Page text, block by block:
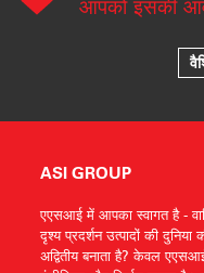
आपको इसकी
ASI GROUP
एएसआई में आपका स्वागत है -
दृश्य प्रदर्शन उत्पादों की
अद्वितीय बनाता है? केवल